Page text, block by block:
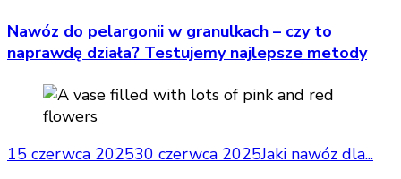
Nawóz do pelargonii w granulkach – czy to
naprawdę działa? Testujemy najlepsze metody
15 czerwca 202530 czerwca 2025Jaki nawóz dla...